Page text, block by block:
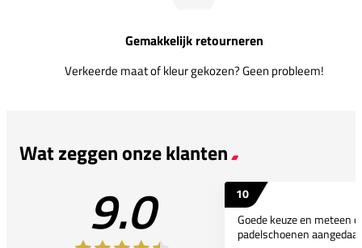
Gemakkelijk retourneren
Verkeerde maat of kleur gekozen? Geen probleem!
Wat zeggen onze klanten
9.0
10
Goede keuze en meteen
padelschoenen